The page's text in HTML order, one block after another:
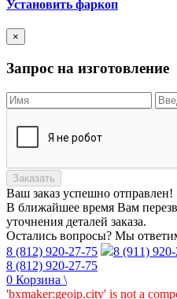
Установить фаркоп
×
Запрос на изготовление
Заказать
Ваш заказ успешно отправлен!
В ближайшее время Вам
уточнения деталей заказа.
Остались вопросы? Мы
8 (812) 920-27-75
8 (911)
8 (812) 920-27-75
0 Корзина \
'bxmaker:geoip.city' is not a